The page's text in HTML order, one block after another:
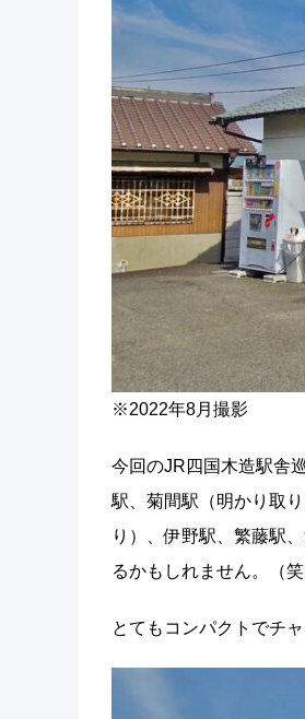
※2022年8月撮影
今回のJR四国木造駅舎
駅、菊間駅（明かり取
り）、伊野駅、繁藤駅
るかもしれません。（笑
とてもコンパクトでチ